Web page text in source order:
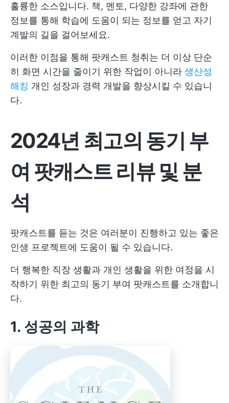
훌륭한 소스입니다. 책, 멘토, 다양한 강좌에 관한
정보를 통해 학습에 도움이 되는 정보를 얻고 자기
계발의 길을 걸어보세요.
이러한 이점을 통해 팟캐스트 청취는 더 이상 단순
히 화면 시간을 줄이기 위한 작업이 아니라 생산성
해킹 개인 성장과 경력 개발을 향상시킬 수 있습니
다.
2024년 최고의 동기 부
여 팟캐스트 리뷰 및 분
석
팟캐스트를 듣는 것은 여러분이 진행하고 있는 좋은
인생 프로젝트에 도움이 될 수 있습니다.
더 행복한 직장 생활과 개인 생활을 위한 여정을 시
작하기 위한 최고의 동기 부여 팟캐스트를 소개합니
다.
1. 성공의 과학